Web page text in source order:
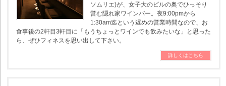
ソムリエ)が、女子大のビルの奥でひっそり
営む隠れ家ワインバー。夜9:00pmから
1:30am迄という遅めの営業時間なので、お
食事後の2軒目3軒目に「もうちょっとワインでも飲みたいな」と思った
ら、ぜひフィネスを思い出して下さい。
詳しくはこちら